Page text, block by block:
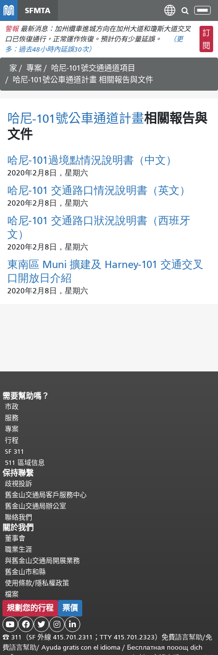
主
要
容
SFMTA
切
換
導
航
警報 最新消息：加州纜車進城方向在加州大道和瓊斯大道交叉
口已恢復通行，正常運作恢復。預計仍有少量延誤。
（更
多： 過去48小時內延誤30次）
訂
閱
家 專案
哈尼-101號交通通道項目
哈尼-101號公車通道計畫 相關報告與文件
哈尼-101號公車通道計畫相關報告與
文件
哈尼-101過境點情況說明書（中文）
2020年2月8日，星期六
哈尼-101 交通路口情況說明書（英文）
2020年2月8日，星期六
哈尼-101 交通路口狀況說明書（西班牙
文）
2020年2月8日，星期六
東南區 Muni 擴建及 Harney-101 交通交叉
口開放日介紹
2020年2月8日，星期六
頁面內容結束。
都會重複顯示。
需要幫助嗎？
市政
服務
專案
行程
SF 311
511 區域信息
保持聯繫
歧視投訴
舊金山交通局客戶服務中心
舊金山交通局辦公室
聯絡我們
關於我們
董事會
職業生涯
與舊金山交通局開展業務
舊金山市和縣
使用條款/隱私權政策
檔案
規劃您的行程 票價
    
☎ 311（SF 外線 415.701.2311；TTY 415.701.2323）免費語言幫助/免
費語言幫助/ Ayuda gratis con el idioma / Бесплатная пооощ dịch